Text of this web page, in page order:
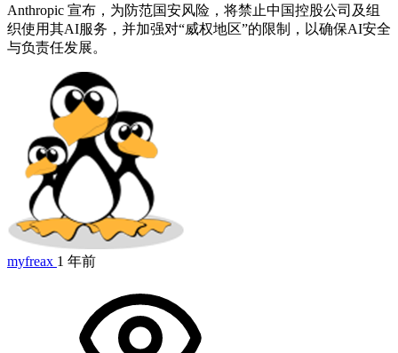
Anthropic 宣布，为防范国安风险，将禁止中国控股公司及组
织使用其AI服务，并加强对“威权地区”的限制，以确保AI安全
与负责任发展。
myfreax 1 年前